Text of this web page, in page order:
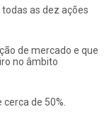
as dez ações
de mercado e que
no âmbito
de 50%.